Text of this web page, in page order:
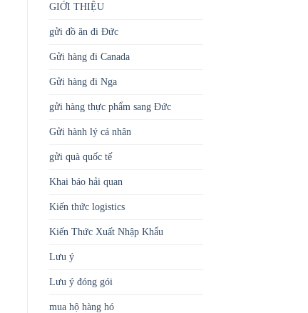
GIỚI THIỆU
gửi đồ ăn đi Đức
Gửi hàng đi Canada
Gửi hàng đi Nga
gửi hàng thực phẩm sang Đức
Gửi hành lý cá nhân
gửi quà quốc tế
Khai báo hải quan
Kiến thức logistics
Kiến Thức Xuất Nhập Khẩu
Lưu ý
Lưu ý đóng gói
mua hộ hàng hó